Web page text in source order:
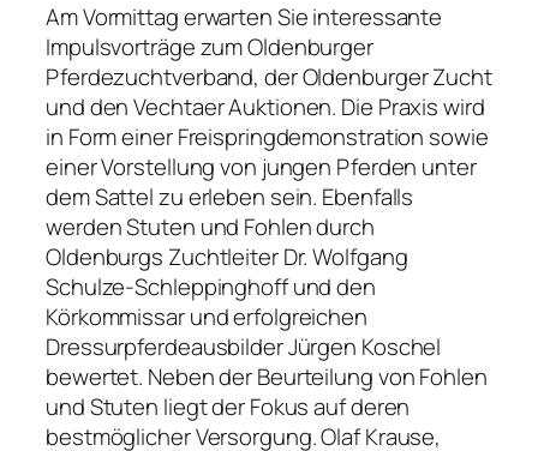
Am Vormittag erwarten Sie interessante
Impulsvorträge zum Oldenburger
Pferdezuchtverband, der Oldenburger Zucht
und den Vechtaer Auktionen. Die Praxis wird
in Form einer Freispringdemonstration sowie
einer Vorstellung von jungen Pferden unter
dem Sattel zu erleben sein. Ebenfalls
werden Stuten und Fohlen durch
Oldenburgs Zuchtleiter Dr. Wolfgang
Schulze-Schleppinghoff und den
Körkommissar und erfolgreichen
Dressurpferdeausbilder Jürgen Koschel
bewertet. Neben der Beurteilung von Fohlen
und Stuten liegt der Fokus auf deren
bestmöglicher Versorgung. Olaf Krause,